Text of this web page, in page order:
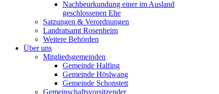
Nachbeurkundung einer im Ausland
geschlossenen Ehe
Satzungen & Verordnungen
Landratsamt Rosenheim
Weitere Behörden
Über uns
Mitgliedsgemeinden
Gemeinde Halfing
Gemeinde Höslwang
Gemeinde Schonstett
Gemeinschaftsvorsitzender